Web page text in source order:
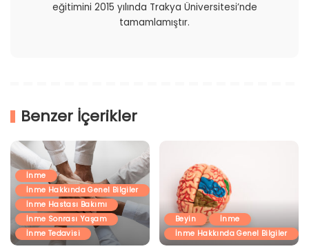
eğitimini 2015 yılında Trakya Üniversitesi’nde
tamamlamıştır.
Benzer İçerikler
İnme
İnme Hakkında Genel Bilgiler
İnme Hastası Bakımı
İnme Sonrası Yaşam
İnme Tedavisi
Beyin
İnme
İnme Hakkında Genel Bilgiler